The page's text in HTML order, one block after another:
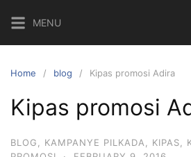
content
MENU
Home blog Kipas promosi Adira
Kipas promosi
BLOG KAMPANYE PILKADA KIPAS